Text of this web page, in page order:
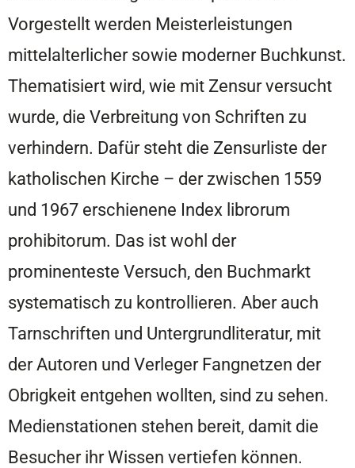
Vorgestellt werden Meisterleistungen
mittelalterlicher sowie moderner Buchkunst.
Thematisiert wird, wie mit Zensur versucht
wurde, die Verbreitung von Schriften zu
verhindern. Dafür steht die Zensurliste der
katholischen Kirche – der zwischen 1559
und 1967 erschienene Index librorum
prohibitorum. Das ist wohl der
prominenteste Versuch, den Buchmarkt
systematisch zu kontrollieren. Aber auch
Tarnschriften und Untergrundliteratur, mit
der Autoren und Verleger Fangnetzen der
Obrigkeit entgehen wollten, sind zu sehen.
Medienstationen stehen bereit, damit die
Besucher ihr Wissen vertiefen können.